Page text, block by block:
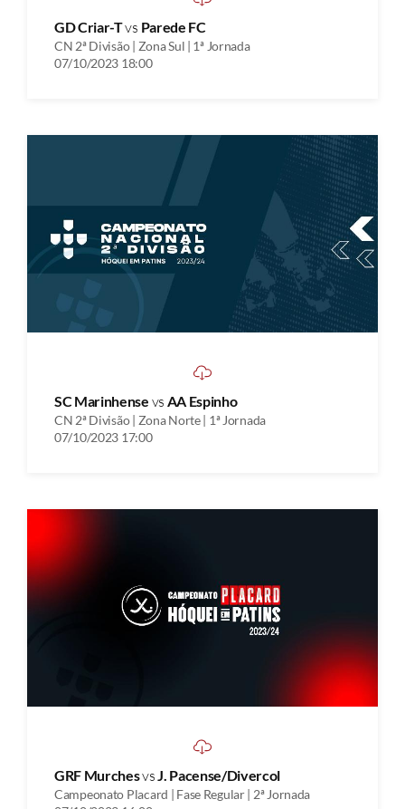
GD Criar-Tvs Parede FC
CN 2ª Divisão | Zona Sul | 1ª Jornada
07/10/2023 18:00
SC Marinhense vs AA Espinho
CN 2ª Divisão | Zona Norte | 1ª Jornada
07/10/2023 17:00
GRF MurchesvsJ. Pacense/Divercol
Campeonato Placard | Fase Regular | 2ª Jornada